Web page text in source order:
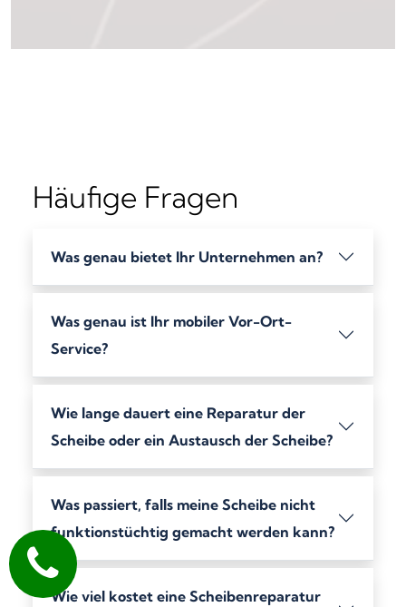
Häufige Fragen
Was genau bietet Ihr Unternehmen an?
Was genau ist Ihr mobiler Vor-Ort-
Service?
Wie lange dauert eine Reparatur der
Scheibe oder ein Austausch der Scheibe?
Was passiert, falls meine Scheibe nicht
funktionstüchtig gemacht werden kann?
Wie viel kostet eine Scheibenreparatur